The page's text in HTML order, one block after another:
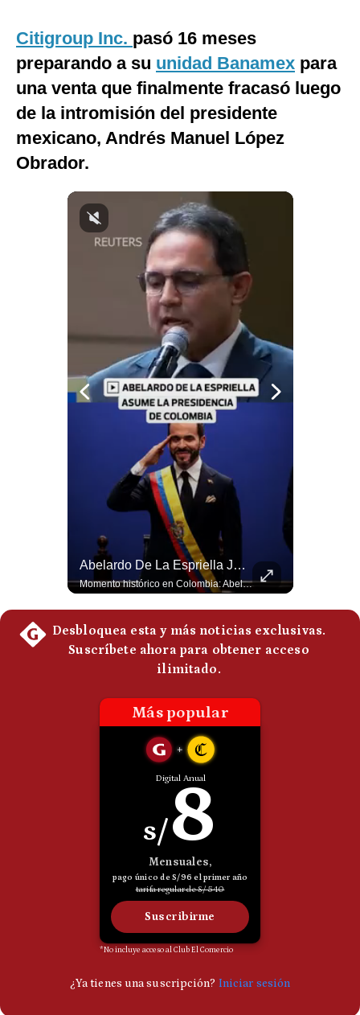
España
Internacional
Tecnología
Club del Suscriptor
Mix
G de Gestión
Notas Contratadas
De
Cookies
Preguntas
Citigroup Inc. pasó 16 meses
preparando a su unidad Banamex para
una venta que finalmente fracasó luego
de la intromisión del presidente
mexicano, Andrés Manuel López
Obrador.
Abelardo De La Espriella Juramenta Como Nuevo Presidente | Gestión Mundo
Momento histórico en Colombia: Abelardo de la Espriella prestó juramento y recibió la banda presidencial en la Arena USC de Cali, convirtiéndose oficialmente en el nuevo Presidente de la República para el periodo 2026-2030. Por primera vez en la historia reciente del país, la investidura presidencial se celebró fuera de Bogotá. ¿Qué opinas del inicio de este nuevo mandato constitucional? #DeLaEspriella #Colombia #PosesionPresidencial #Cali #Shorts 👉 Suscríbete y activa la campana para no perderte nuestro análisis diario. 🌎 Síguenos en nuestras redes sociales: 📌 Web oficial: https://gestion.pe/mundo/ 📌 LinkedIn: http://bit.ly/3HYIET0 📌 X (Twitter): http://bit.ly/4noZtX9 📌 TikTok: http://bit.ly/4evB6TO